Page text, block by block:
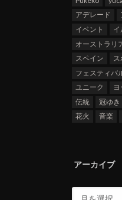
アデレード
イベント
オーストラリ
スペイン
ス
フェスティバ
ユニーク
伝統
冠ゆき
花火
音楽
アーカイブ